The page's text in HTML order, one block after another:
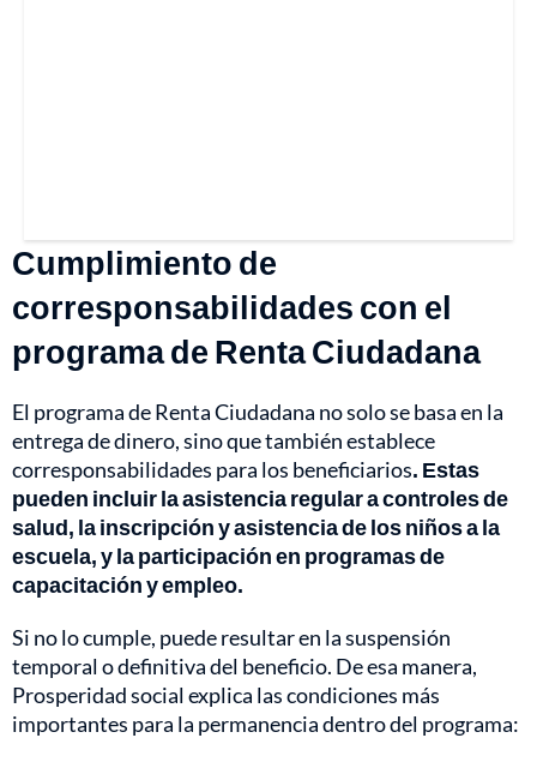
Cumplimiento de
corresponsabilidades con el
programa de Renta Ciudadana
El programa de Renta Ciudadana no solo se basa en la
entrega de dinero, sino que también establece
corresponsabilidades para los beneficiarios. Estas
pueden incluir la asistencia regular a controles de
salud, la inscripción y asistencia de los niños a la
escuela, y la participación en programas de
capacitación y empleo.
Si no lo cumple, puede resultar en la suspensión
temporal o definitiva del beneficio. De esa manera,
Prosperidad social explica las condiciones más
importantes para la permanencia dentro del programa: